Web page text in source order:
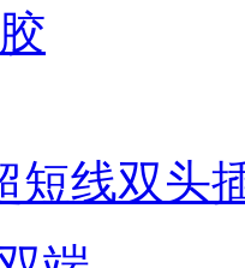
短线双头